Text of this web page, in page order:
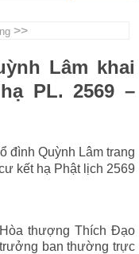
>>
Lâm khai
PL. 2569 –
đình Quỳnh Lâm trang
kết hạ Phật lịch 2569
thượng Thích Đạo
ban thường trực